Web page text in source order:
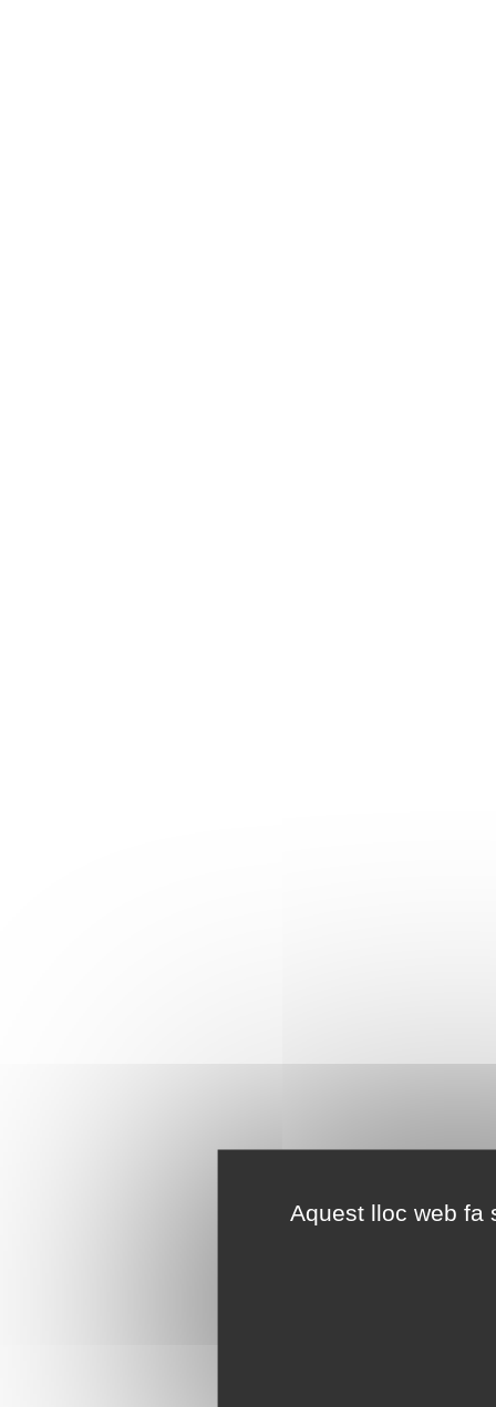
Aquest lloc web fa